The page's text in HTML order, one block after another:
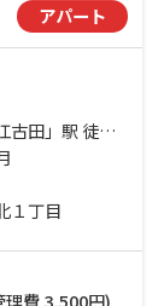
アパート
田」駅 徒歩3
」駅 徒歩12
１丁目
理費 3,500円)